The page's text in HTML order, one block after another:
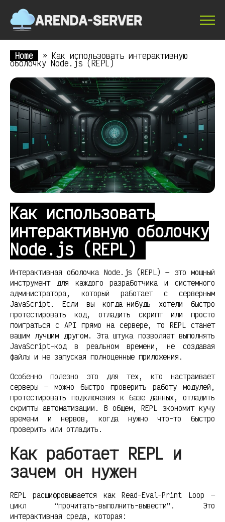
Home » Как использовать интерактивную
оболочку Node.js (REPL)
Как использовать
интерактивную оболочку
Node.js (REPL)
Интерактивная оболочка Node.js (REPL) — это мощный
инструмент для каждого разработчика и системного
администратора, который работает с серверным
JavaScript. Если вы когда-нибудь хотели быстро
протестировать код, отладить скрипт или просто
поиграться с API прямо на сервере, то REPL станет
вашим лучшим другом. Эта штука позволяет выполнять
JavaScript-код в реальном времени, не создавая
файлы и не запуская полноценные приложения.
Особенно полезно это для тех, кто настраивает
серверы — можно быстро проверить работу модулей,
протестировать подключения к базе данных, отладить
скрипты автоматизации. В общем, REPL экономит кучу
времени и нервов, когда нужно что-то быстро
проверить или отладить.
Как работает REPL и
зачем он нужен
REPL расшифровывается как Read-Eval-Print Loop —
цикл “прочитать-выполнить-вывести”. Это
интерактивная среда, которая: